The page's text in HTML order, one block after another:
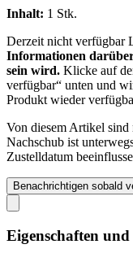
Inhalt: 1 Stk.
Derzeit nicht verfügbar
Informationen
sein wird. Klicke auf
verfügbar“ unten und
Produkt wieder
Von diesem Artikel sind
Nachschub ist
Zustelldatum
Benachrichtigen sobald
Eigenschaften